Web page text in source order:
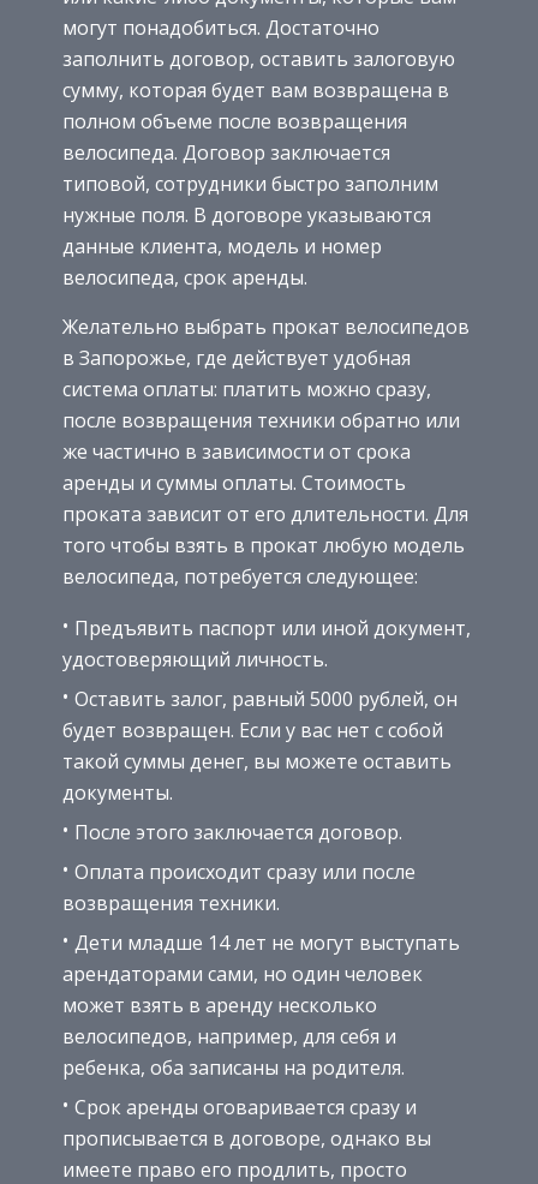
могут понадобиться. Достаточно
заполнить договор, оставить залоговую
сумму, которая будет вам возвращена в
полном объеме после возвращения
велосипеда. Договор заключается
типовой, сотрудники быстро заполним
нужные поля. В договоре указываются
данные клиента, модель и номер
велосипеда, срок аренды.
Желательно выбрать прокат велосипедов
в Запорожье, где действует удобная
система оплаты: платить можно сразу,
после возвращения техники обратно или
же частично в зависимости от срока
аренды и суммы оплаты. Стоимость
проката зависит от его длительности. Для
того чтобы взять в прокат любую модель
велосипеда, потребуется следующее:
Предъявить паспорт или иной документ,
удостоверяющий личность.
Оставить залог, равный 5000 рублей, он
будет возвращен. Если у вас нет с собой
такой суммы денег, вы можете оставить
документы.
После этого заключается договор.
Оплата происходит сразу или после
возвращения техники.
Дети младше 14 лет не могут выступать
арендаторами сами, но один человек
может взять в аренду несколько
велосипедов, например, для себя и
ребенка, оба записаны на родителя.
Срок аренды оговаривается сразу и
прописывается в договоре, однако вы
имеете право его продлить, просто